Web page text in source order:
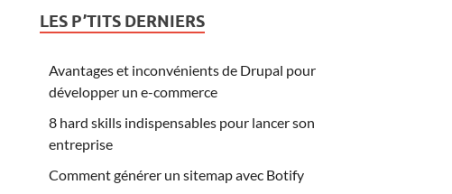
LES P’TITS DERNIERS
Avantages et inconvénients de Drupal pour
développer un e-commerce
8 hard skills indispensables pour lancer son
entreprise
Comment générer un sitemap avec Botify